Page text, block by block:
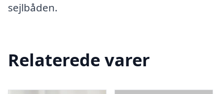
sejlbåden.
Relaterede varer